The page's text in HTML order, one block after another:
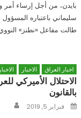
بايدن، من أجل إرساء أمر
سليماني باعتباره
طالت مفاعل «نطنز»
اخبار العراق الاخبار
الاحتلال الأميركي
بالقانون
Posted
onفبراير 5, 2019